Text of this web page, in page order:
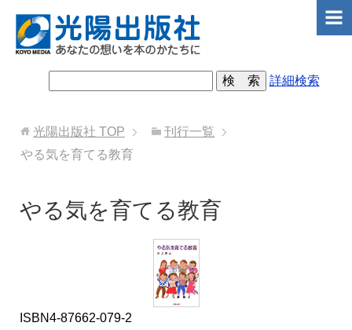
詳細検索
光陽出版社 TOP
刊行一覧
やる気を育てる教育
やる気を育てる教育
ISBN4-87662-079-2